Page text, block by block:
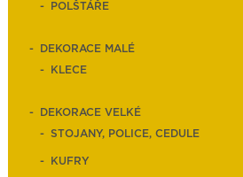
POLŠTÁŘE
DEKORACE MALÉ
KLECE
DEKORACE VELKÉ
STOJANY, POLICE, CEDULE
KUFRY